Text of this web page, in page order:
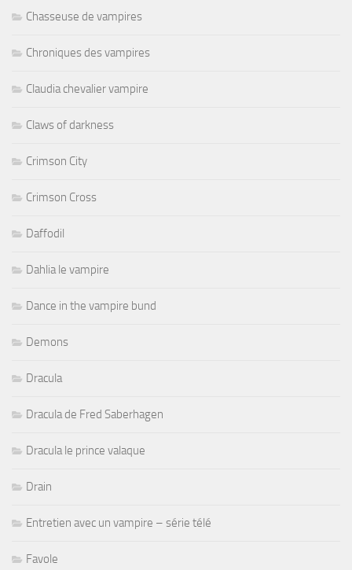
Chasseuse de vampires
Chroniques des vampires
Claudia chevalier vampire
Claws of darkness
Crimson City
Crimson Cross
Daffodil
Dahlia le vampire
Dance in the vampire bund
Demons
Dracula
Dracula de Fred Saberhagen
Dracula le prince valaque
Drain
Entretien avec un vampire – série télé
Favole